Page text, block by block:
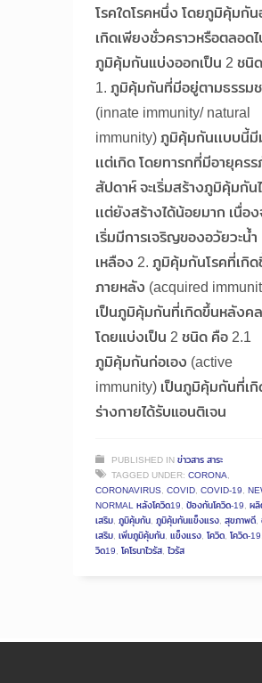
โรคใดโรคหนึ่ง โดยภูมิคุ้มกัน
เกิดเพียงชั่วคราวหรือตลอด
ภูมิคุ้มกันแบ่งออกเป็น 2 ชนิ
1. ภูมิคุ้มกันที่มีอยู่ตามธรรม
(innate immunity/ natural
immunity) ภูมิคุ้มกันเเบบนี้
เเต่เกิด โดยทารกที่มีอายุคร
สัปดาห์ จะเริ่มสร้างภูมิคุ้มกัน
เเต่ยังสร้างได้น้อยมาก เนื่อ
เริ่มมีการเจริญของอวัยวะน้ำ
เหลือง 2. ภูมิคุ้มกันโรคที่เกิ
ภายหลัง (acquired
เป็นภูมิคุ้มกันที่เกิดขึ้นหลังค
โดยแบ่งเป็น 2 ชนิด คือ 2.1
ภูมิคุ้มกันก่อเอง (active
immunity) เป็นภูมิคุ้มกันที่เ
ร่างกายได้รับแอนติเจน
PUBLISHED INข่าวสาร สาระ
TAGGED UNDER: CORONA,
CORONAVIRUS, COVID, COVID-19,
NORMAL หลังโควิด19, ป้องกันโควิด-19, ผลิ
เสริม, ภูมิคุ้มกัน, ภูมิคุ้มกันแข็งแรง, สุขภาพดี,
เสริม, เพิ่มภูมิคุ้มกัน, แข็งแรง, โควิด, โควิด-19
วิด19, โคโรนาไวรัส, ไวรัส